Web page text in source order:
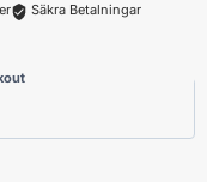
Säkra Betalningar